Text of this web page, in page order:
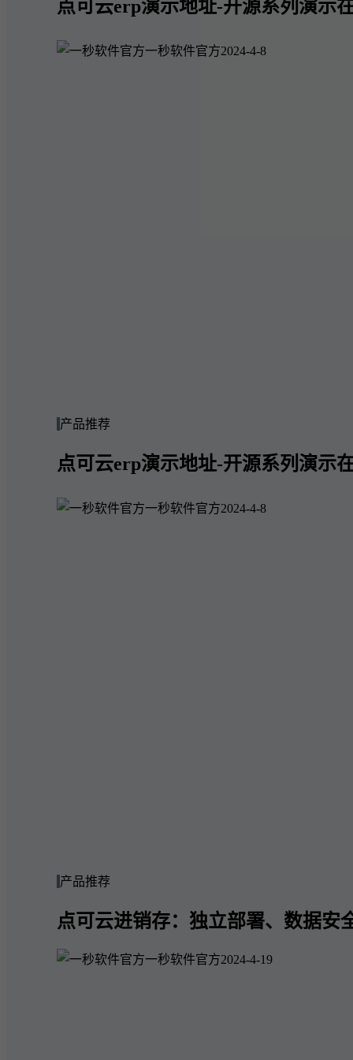
点可云erp演示地址-开源系列演示
一秒软件官方2024-4-8
产品推荐
点可云erp演示地址-开源系列演示
一秒软件官方2024-4-8
产品推荐
点可云进销存：独立部署、数据安
一秒软件官方2024-4-19